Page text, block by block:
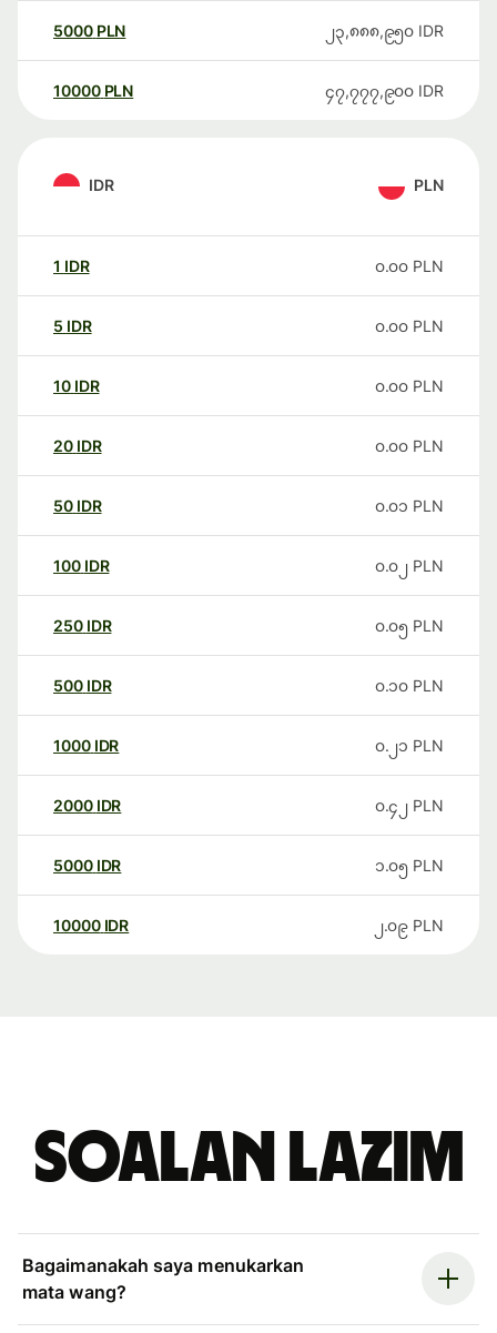
5000 PLN ၂၃,၈၈၈,၉၅၀ IDR
10000 PLN ၄၇,၇၇၇,၉၀၀ IDR
IDR PLN
1 IDR ၀.၀၀ PLN
5 IDR ၀.၀၀ PLN
10 IDR ၀.၀၀ PLN
20 IDR ၀.၀၀ PLN
50 IDR ၀.၀၁ PLN
100 IDR ၀.၀၂ PLN
250 IDR ၀.၀၅ PLN
500 IDR ၀.၁၀ PLN
1000 IDR ၀.၂၁ PLN
2000 IDR ၀.၄၂ PLN
5000 IDR ၁.၀၅ PLN
10000 IDR ၂.၀၉ PLN
Soalan Lazim
Bagaimanakah saya menukarkan
mata wang?